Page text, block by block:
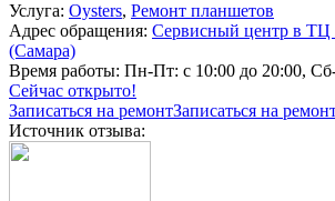
Услуга: Oysters, Ремонт планшетов
Адрес обращения: Сервисный центр в
(Самара)
Время работы: Пн-Пт: с 10:00 до 20:00,
Сейчас открыто!
Записаться на ремонтЗаписаться на
Источник отзыва: